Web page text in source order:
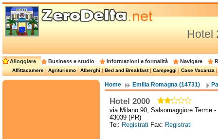
Hotel
Alloggiare Business e studio Informazioni e formalità Navigare
Affittacamere|Agriturismo|Alberghi|Bed and Breakfast|Campeggi|Case Vacanza
Home Emilia Romagna (14731)
Hotel 2000
via Milano 90, Salsomaggiore Terme -
43039 (PR)
Tel: Registrati Fax: Registrati